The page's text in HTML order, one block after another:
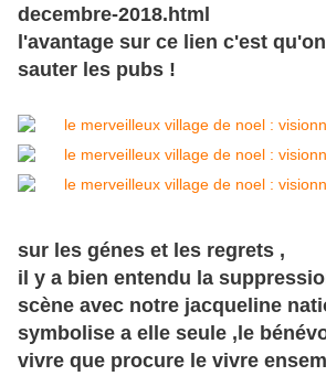
decembre-2018.html
l'avantage sur ce lien c'est
sauter les pubs !
sur les génes et les regrets ,
il y a bien entendu la
scène avec notre jacqueline
symbolise a elle seule ,le
vivre que procure le vivre